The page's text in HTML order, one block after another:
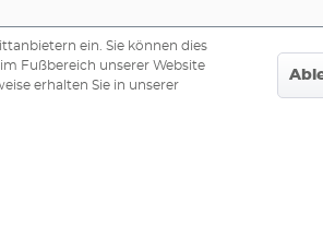
ein. Sie können dies
Fußbereich unserer Website
erhalten Sie in unserer